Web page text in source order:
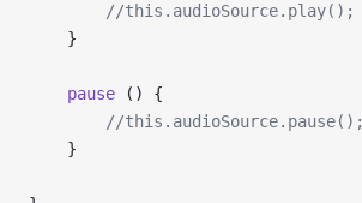
        //this.audioSource.play();
    }
    pause
() {
        //this.audioSource.pause();
    }